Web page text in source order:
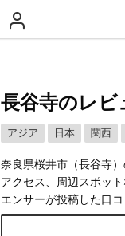
長谷寺のレビ
アジア 日本 関西
奈良県桜井市（長谷寺
アクセス、周辺スポッ
エンサーが投稿した口